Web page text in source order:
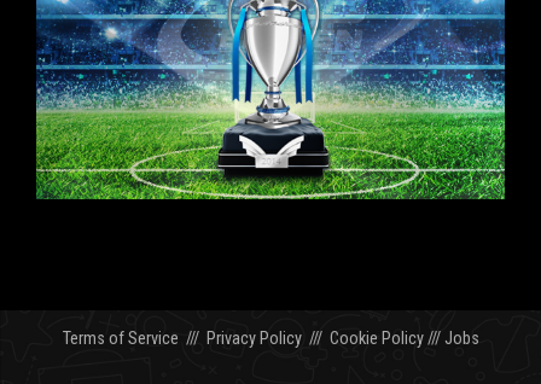
Terms of Service /// Privacy Policy/// Cookie Policy///Jobs